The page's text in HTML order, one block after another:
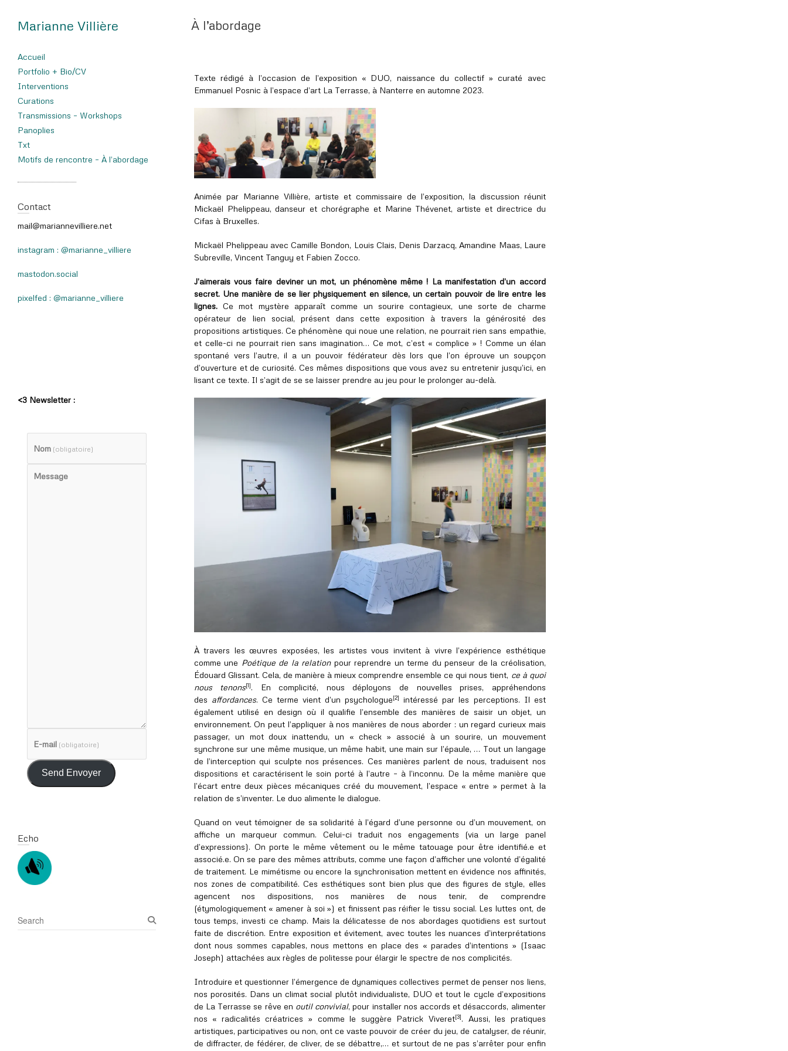
Marianne Villière
Accueil
Portfolio + Bio/CV
Interventions
Curations
Transmissions – Workshops
Panoplies
Txt
Motifs de rencontre – À l’abordage
À l’abordage
Texte rédigé à l’occasion de l’exposition « DUO, naissance du collectif » curaté avec
Emmanuel Posnic à l’espace d’art La Terrasse, à Nanterre en automne 2023.
Animée par Marianne Villière, artiste et commissaire de l’exposition, la discussion réunit
Mickaël Phelippeau, danseur et chorégraphe et Marine Thévenet, artiste et directrice du
Cifas à Bruxelles.
Mickaël Phelippeau avec Camille Bondon, Louis Clais, Denis Darzacq, Amandine Maas, Laure
Subreville, Vincent Tanguy et Fabien Zocco.
J’aimerais vous faire deviner un mot, un phénomène même ! La manifestation d’un accord
secret. Une manière de se lier physiquement en silence, un certain pouvoir de lire entre les
lignes.Ce mot mystère apparaît comme un sourire contagieux, une sorte de charme
opérateur de lien social, présent dans cette exposition à travers la générosité des
propositions artistiques. Ce phénomène qui noue une relation, ne pourrait rien sans empathie,
et celle-ci ne pourrait rien sans imagination… Ce mot, c’est « complice » ! Comme un élan
spontané vers l’autre, il a un pouvoir fédérateur dès lors que l’on éprouve un soupçon
d’ouverture et de curiosité. Ces mêmes dispositions que vous avez su entretenir jusqu’ici, en
lisant ce texte. Il s’agit de se se laisser prendre au jeu pour le prolonger au-delà.
À travers les œuvres exposées, les artistes vous invitent à vivre l’expérience esthétique
comme une Poétique de la relation pour reprendre un terme du penseur de la créolisation,
Édouard Glissant. Cela, de manière à mieux comprendre ensemble ce qui nous tient, ce à quoi
nous tenons[1]. En complicité, nous déployons de nouvelles prises, appréhendons
des affordances. Ce terme vient d’un psychologue[2]
intéressé par les perceptions. Il est
également utilisé en design où il qualifie l’ensemble des manières de saisir un objet, un
environnement. On peut l’appliquer à nos manières de nous aborder : un regard curieux mais
passager, un mot doux inattendu, un « check » associé à un sourire, un mouvement
synchrone sur une même musique, un même habit, une main sur l’épaule, … Tout un langage
de l’interception qui sculpte nos présences. Ces manières parlent de nous, traduisent nos
dispositions et caractérisent le soin porté à l’autre – à l’inconnu. De la même manière que
l’écart entre deux pièces mécaniques créé du mouvement, l’espace « entre » permet à la
relation de s’inventer. Le duo alimente le dialogue.
Quand on veut témoigner de sa solidarité à l’égard d’une personne ou d’un mouvement, on
affiche un marqueur commun. Celui-ci traduit nos engagements (via un large panel
d’expressions). On porte le même vêtement ou le même tatouage pour être identifié.e et
associé.e. On se pare des mêmes attributs, comme une façon d’afficher une volonté d’égalité
de traitement. Le mimétisme ou encore la synchronisation mettent en évidence nos affinités,
nos zones de compatibilité. Ces esthétiques sont bien plus que des figures de style, elles
agencent nos dispositions, nos manières de nous tenir, de comprendre
(étymologiquement « amener à soi ») et finissent pas réifier le tissu social. Les luttes ont, de
tous temps, investi ce champ. Mais la délicatesse de nos abordages quotidiens est surtout
faite de discrétion. Entre exposition et évitement, avec toutes les nuances d’interprétations
dont nous sommes capables, nous mettons en place des « parades d’intentions » (Isaac
Joseph) attachées aux règles de politesse pour élargir le spectre de nos complicités.
Introduire et questionner l’émergence de dynamiques collectives permet de penser nos liens,
nos porosités. Dans un climat social plutôt individualiste, DUO et tout le cycle d’expositions
de La Terrasse se rêve en outil convivial, pour installer nos accords et désaccords, alimenter
nos « radicalités créatrices » comme le suggère Patrick Viveret[3]. Aussi, les pratiques
artistiques, participatives ou non, ont ce vaste pouvoir de créer du jeu, de catalyser, de réunir,
de diffracter, de fédérer, de cliver, de se débattre,… et surtout de ne pas s’arrêter pour enfin
Contact
mail@mariannevilliere.net
instagram : @marianne_villiere
mastodon.social
pixelfed : @marianne_villiere
<3 Newsletter :
Nom (obligatoire)
Message
E-mail (obligatoire)
Send Envoyer
Echo
S
e